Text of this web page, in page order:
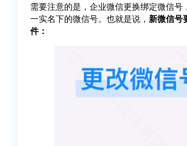
需要注意的是，企业微信更换绑定微信号
一实名下的微信号。也就是说， 新微信号
件：